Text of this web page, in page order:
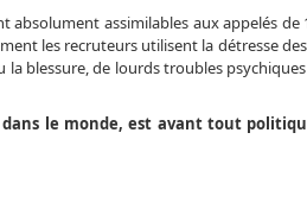
absolument assimilables aux appelés de
les recruteurs utilisent la détresse des
blessure, de lourds troubles psychiques
le monde, est avant tout